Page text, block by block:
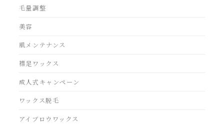
毛量調整
美容
肌メンテナンス
襟足ワックス
成人式キャンペーン
ワックス脱毛
アイブロウワックス